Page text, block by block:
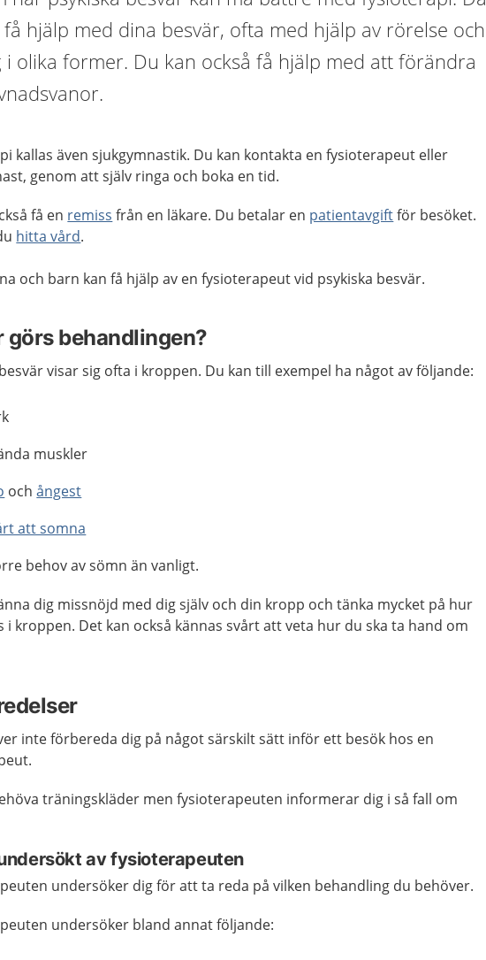
hjälp med dina besvär, ofta med hjälp av rörelse och
olika former. Du kan också få hjälp med att förändra
kallas även sjukgymnastik. Du kan kontakta en fysioterapeut eller
genom att själv ringa och boka en tid.
få en remiss från en läkare. Du betalar en patientavgiftför besöket.
hitta vård.
och barn kan få hjälp av en fysioterapeut vid psykiska besvär.
görs behandlingen?
visar sig ofta i kroppen. Du kan till exempel ha något av följande:
muskler
ochångest
att somna
behov av sömn än vanligt.
dig missnöjd med dig själv och din kropp och tänka mycket på hur
i kroppen. Det kan också kännas svårt att veta hur du ska ta hand om
inte förbereda dig på något särskilt sätt inför ett besök hos en
träningskläder men fysioterapeuten informerar dig i så fall om
av fysioterapeuten
undersöker dig för att ta reda på vilken behandling du behöver.
undersöker bland annat följande: